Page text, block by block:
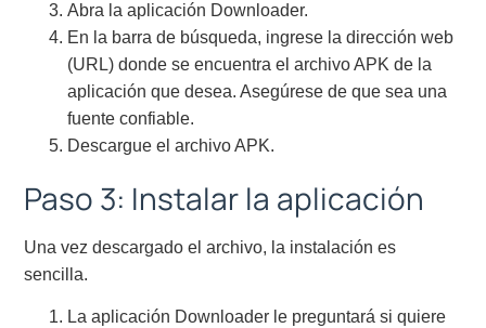
Abra la aplicación Downloader.
En la barra de búsqueda, ingrese la dirección web
(URL) donde se encuentra el archivo APK de la
aplicación que desea. Asegúrese de que sea una
fuente confiable.
Descargue el archivo APK.
Paso 3: Instalar la aplicación
Una vez descargado el archivo, la instalación es
sencilla.
La aplicación Downloader le preguntará si quiere